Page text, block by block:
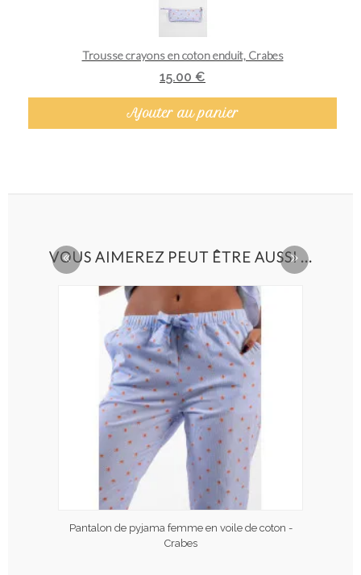
Aperçu rapide
Trousse crayons en coton enduit, Crabes
15.00 €
Ajouter au panier
VOUS AIMEREZ PEUT ÊTRE AUSSI ...
Pantalon de pyjama femme en voile de coton -
Crabes